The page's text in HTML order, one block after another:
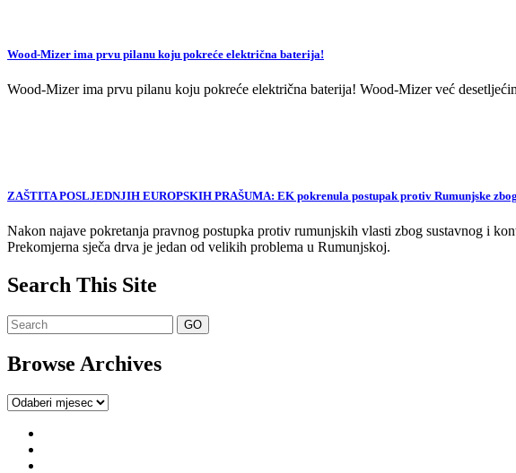
Wood-Mizer ima prvu pilanu koju pokreće električna baterija!
Wood-Mizer ima prvu pilanu koju pokreće električna baterija! Wood-Mizer već
ZAŠTITA POSLJEDNJIH EUROPSKIH PRAŠUMA: EK pokrenula postupak protiv Rumunjske
Nakon najave pokretanja pravnog postupka protiv rumunjskih vlasti zbog sustavnog i
Prekomjerna sječa drva je jedan od velikih problema u Rumunjskoj.
Search This Site
Browse Archives
Browse